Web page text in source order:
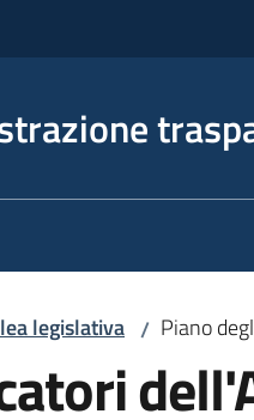
legislativa / Piano